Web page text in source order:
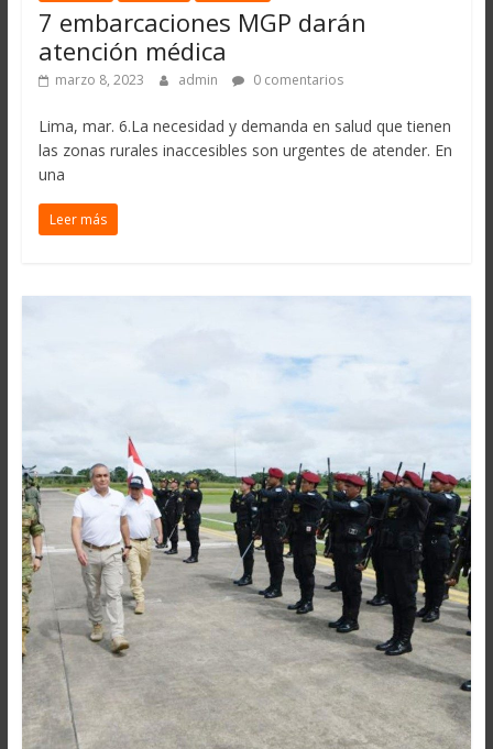
7 embarcaciones MGP darán
atención médica
marzo 8, 2023 admin 0 comentarios
Lima, mar. 6.La necesidad y demanda en salud que tienen
las zonas rurales inaccesibles son urgentes de atender. En
una
Leer más